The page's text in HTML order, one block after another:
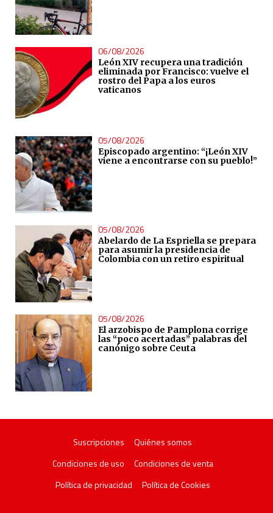
06/08/2026
León XIV recupera una tradición
eliminada por Francisco: vuelve el
rostro del Papa a los euros
vaticanos
05/08/2026
Episcopado argentino: “¡León XIV
viene a encontrarse con su pueblo!”
05/08/2026
Abelardo de La Espriella se prepara
para asumir la presidencia de
Colombia con un retiro espiritual
05/08/2026
El arzobispo de Pamplona corrige
las “poco acertadas” palabras del
canónigo sobre Ceuta
Suscripciones
Quiénes somos
Condiciones de uso
Condiciones de venta
Política de privacidad
Política de Cookies